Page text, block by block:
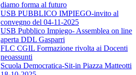
diamo forma al futuro
USB PUBBLICO IMPIEGO-invito al
convegno del 04-11-2025
USB Pubblico Impiego- Assemblea on line
aperta DDL Gasparri
FLC CGIL Formazione rivolta ai Docenti
neoassunti
Scuola Democratica-Sit-in Piazza Matteotti